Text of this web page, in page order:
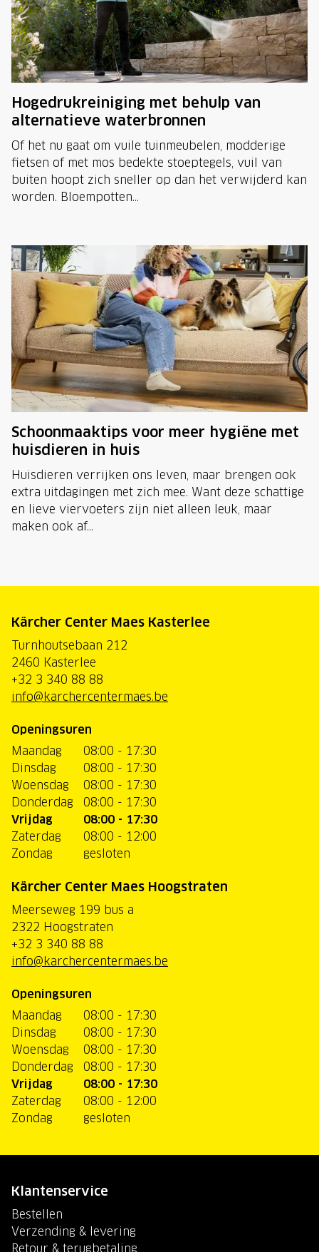
Hogedrukreiniging met behulp van
alternatieve waterbronnen
Of het nu gaat om vuile tuinmeubelen, modderige
fietsen of met mos bedekte stoeptegels, vuil van
buiten hoopt zich sneller op dan het verwijderd kan
worden. Bloempotten...
Schoonmaaktips voor meer hygiëne met
huisdieren in huis
Huisdieren verrijken ons leven, maar brengen ook
extra uitdagingen met zich mee. Want deze schattige
en lieve viervoeters zijn niet alleen leuk, maar
maken ook af...
Kärcher Center Maes Kasterlee
Turnhoutsebaan 212
2460 Kasterlee
+32 3 340 88 88
info@karchercentermaes.be
Openingsuren
Maandag
08:00 - 17:30
Dinsdag
08:00 - 17:30
Woensdag
08:00 - 17:30
Donderdag
08:00 - 17:30
Vrijdag
08:00 - 17:30
Zaterdag
08:00 - 12:00
Zondag
gesloten
Kärcher Center Maes Hoogstraten
Meerseweg 199 bus a
2322 Hoogstraten
+32 3 340 88 88
info@karchercentermaes.be
Openingsuren
Maandag
08:00 - 17:30
Dinsdag
08:00 - 17:30
Woensdag
08:00 - 17:30
Donderdag
08:00 - 17:30
Vrijdag
08:00 - 17:30
Zaterdag
08:00 - 12:00
Zondag
gesloten
Klantenservice
Bestellen
Verzending & levering
Retour & terugbetaling